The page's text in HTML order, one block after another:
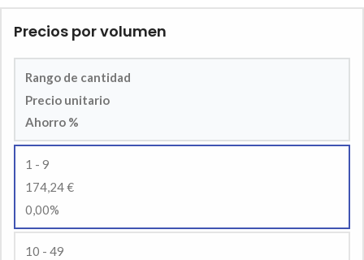
Precios por volumen
Rango de cantidad
Precio unitario
Ahorro %
1 - 9
174,24 €
0,00%
10 - 49